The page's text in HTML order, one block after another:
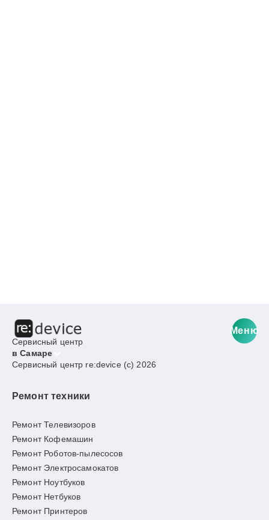
Сервисный центр
в Самаре
Меню
Сервисный центр re:device (c) 2026
Ремонт техники
Ремонт Телевизоров
Ремонт Кофемашин
Ремонт Роботов-пылесосов
Ремонт Электросамокатов
Ремонт Ноутбуков
Ремонт Нетбуков
Ремонт Принтеров